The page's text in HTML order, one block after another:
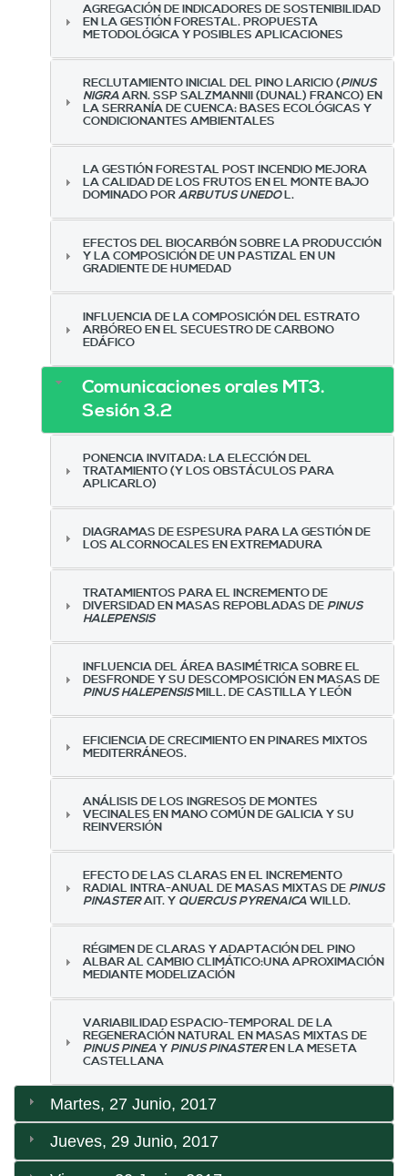
AGREGACIÓN DE INDICADORES DE SOSTENIBILIDAD
EN LA GESTIÓN FORESTAL. PROPUESTA
METODOLÓGICA Y POSIBLES APLICACIONES
RECLUTAMIENTO INICIAL DEL PINO LARICIO (PINUS
NIGRAARN. SSP SALZMANNII (DUNAL) FRANCO) EN
LA SERRANÍA DE CUENCA: BASES ECOLÓGICAS Y
CONDICIONANTES AMBIENTALES
LA GESTIÓN FORESTAL POST INCENDIO MEJORA
LA CALIDAD DE LOS FRUTOS EN EL MONTE BAJO
DOMINADO PORARBUTUS UNEDOL.
EFECTOS DEL BIOCARBÓN SOBRE LA PRODUCCIÓN
Y LA COMPOSICIÓN DE UN PASTIZAL EN UN
GRADIENTE DE HUMEDAD
INFLUENCIA DE LA COMPOSICIÓN DEL ESTRATO
ARBÓREO EN EL SECUESTRO DE CARBONO
EDÁFICO
Comunicaciones orales MT3.
Sesión 3.2
PONENCIA INVITADA: LA ELECCIÓN DEL
TRATAMIENTO (Y LOS OBSTÁCULOS PARA
APLICARLO)
DIAGRAMAS DE ESPESURA PARA LA GESTIÓN DE
LOS ALCORNOCALES EN EXTREMADURA
TRATAMIENTOS PARA EL INCREMENTO DE
DIVERSIDAD EN MASAS REPOBLADAS DEPINUS
HALEPENSIS
INFLUENCIA DEL ÁREA BASIMÉTRICA SOBRE EL
DESFRONDE Y SU DESCOMPOSICIÓN EN MASAS DE
PINUS HALEPENSISMILL. DE CASTILLA Y LEÓN
EFICIENCIA DE CRECIMIENTO EN PINARES MIXTOS
MEDITERRÁNEOS.
ANÁLISIS DE LOS INGRESOS DE MONTES
VECINALES EN MANO COMÚN DE GALICIA Y SU
REINVERSIÓN
EFECTO DE LAS CLARAS EN EL INCREMENTO
RADIAL INTRA-ANUAL DE MASAS MIXTAS DEPINUS
PINASTERAIT. Y QUERCUS PYRENAICAWILLD.
RÉGIMEN DE CLARAS Y ADAPTACIÓN DEL PINO
ALBAR AL CAMBIO CLIMÁTICO:UNA APROXIMACIÓN
MEDIANTE MODELIZACIÓN
VARIABILIDAD ESPACIO-TEMPORAL DE LA
REGENERACIÓN NATURAL EN MASAS MIXTAS DE
PINUS PINEAYPINUS PINASTEREN LA MESETA
CASTELLANA
Martes, 27 Junio, 2017
Jueves, 29 Junio, 2017